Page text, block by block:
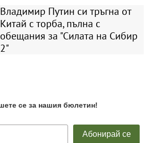
Владимир Путин си тръгна от
Китай с торба, пълна с
обещания за "Силата на Сибир
2"